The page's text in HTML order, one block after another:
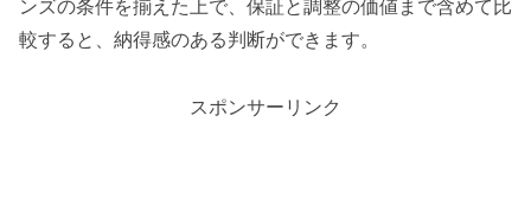
ンズの条件を揃えた上で、保証と調整の価値まで含めて比
較すると、納得感のある判断ができます。
スポンサーリンク